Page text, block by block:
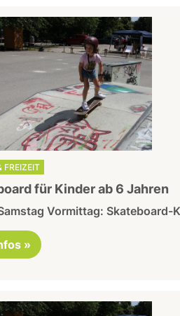
FREIZEIT
für Kinder ab 6 Jahren
Vormittag: Skateboard-
»